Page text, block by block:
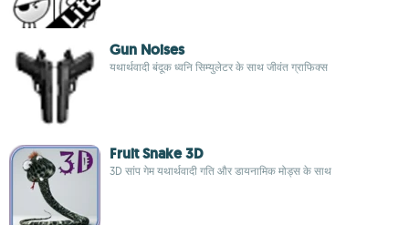
Gun Noises
यथार्थवादी बंदूक ध्वनि सिम्युलेटर के साथ जीवंत ग्राफिक्स
Fruit Snake 3D
3D सांप गेम यथार्थवादी गति और डायनामिक मोड्स के साथ